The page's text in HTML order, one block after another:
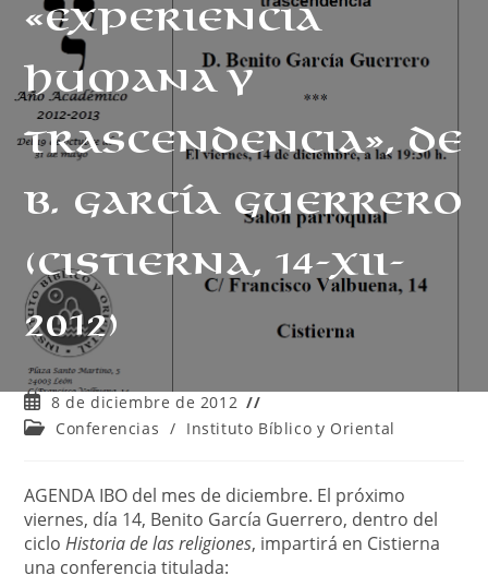
«Experiencia
humana y
trascendencia», de
B. García Guerrero
(Cistierna, 14-XII-
2012)
Publicación
de
la
8 de diciembre de 2012
Categoría
entrada:
Conferencias / Instituto Bíblico y Oriental
AGENDA IBO del mes de diciembre. El próximo
viernes, día 14, Benito García Guerrero, dentro del
cicloHistoria de las religiones, impartirá en Cistierna
una conferencia titulada: